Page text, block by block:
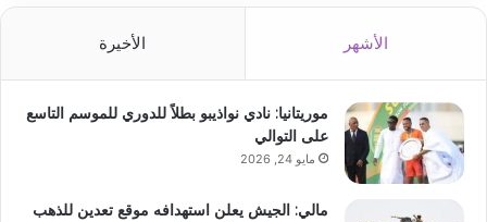
الأشهر الأخيرة
موريتانيا: نادي نواذيبو بطلاً للدوري للموسم التاسع
على التوالي
مايو 24, 2026
مالي: الجيش يعلن استهدافه موقع تعدين للذهب